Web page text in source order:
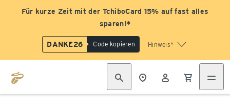
Für kurze Zeit mit der TchiboCard 15% auf fast alles
sparen!*
DANKE26 Code kopieren Hinweis*